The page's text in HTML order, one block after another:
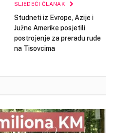
SLJEDEĆI ČLANAK
Studneti iz Evrope, Azije i
Južne Amerike posjetili
postrojenje za preradu rude
na Tisovcima